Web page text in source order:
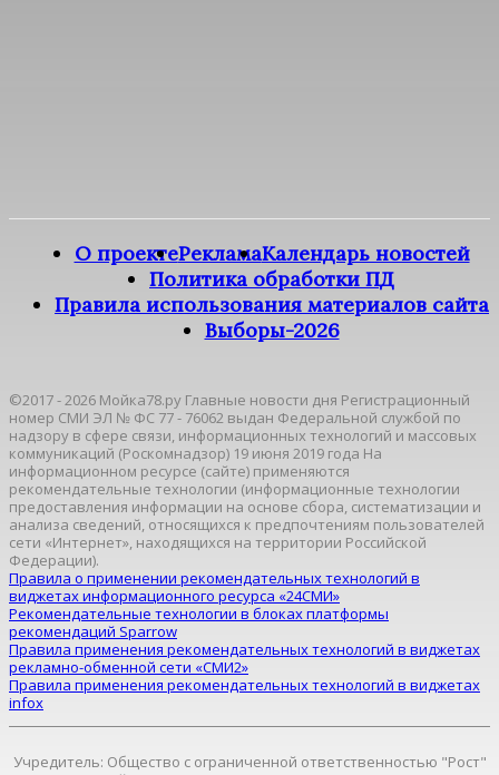
О проектеРекламаКалендарь новостей
Политика обработки ПД
Правила использования материалов сайта
Выборы-2026
©2017 - 2026 Мойка78.ру Главные новости дня Регистрационный
номер СМИ ЭЛ № ФС 77 - 76062 выдан Федеральной службой по
надзору в сфере связи, информационных технологий и массовых
коммуникаций (Роскомнадзор) 19 июня 2019 года На
информационном ресурсе (сайте) применяются
рекомендательные технологии (информационные технологии
предоставления информации на основе сбора, систематизации и
анализа сведений, относящихся к предпочтениям пользователей
сети «Интернет», находящихся на территории Российской
Федерации).
Правила о применении рекомендательных технологий в
виджетах информационного ресурса «24СМИ»
Рекомендательные технологии в блоках платформы
рекомендаций Sparrow
Правила применения рекомендательных технологий в виджетах
рекламно-обменной сети «СМИ2»
Правила применения рекомендательных технологий в виджетах
infox
Учредитель: Общество с ограниченной ответственностью "Рост"